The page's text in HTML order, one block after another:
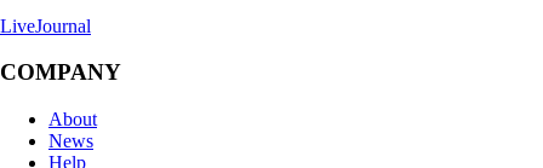
LiveJournal
COMPANY
About
News
Help